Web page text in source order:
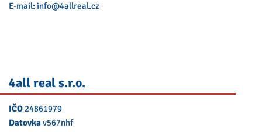
E-mail: info@4allreal.cz
4all real s.r.o.
IČO 24861979
Datovka v567nhf